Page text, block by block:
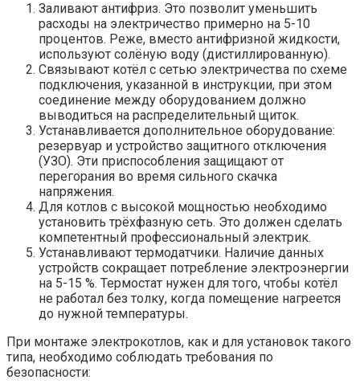
Заливают антифриз. Это позволит уменьшить
расходы на электричество примерно на 5-10
процентов. Реже, вместо антифризной жидкости,
используют солёную воду (дистиллированную).
Связывают котёл с сетью электричества по схеме
подключения, указанной в инструкции, при этом
соединение между оборудованием должно
выводиться на распределительный щиток.
Устанавливается дополнительное оборудование:
резервуар и устройство защитного отключения
(УЗО). Эти приспособления защищают от
перегорания во время сильного скачка
напряжения.
Для котлов с высокой мощностью необходимо
установить трёхфазную сеть. Это должен сделать
компетентный профессиональный электрик.
Устанавливают термодатчики. Наличие данных
устройств сокращает потребление электроэнергии
на 5-15 %. Термостат нужен для того, чтобы котёл
не работал без толку, когда помещение нагреется
до нужной температуры.
При монтаже электрокотлов, как и для установок такого
типа, необходимо соблюдать требования по
безопасности: